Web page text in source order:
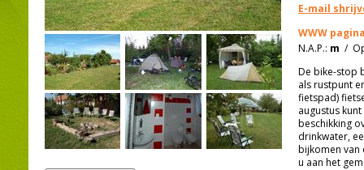
E-mail
WWW
N.A.P.: m /
De bike-stop
als rustpunt
fietspad)
augustus
beschikking
drinkwater,
bijkomen van
u aan het